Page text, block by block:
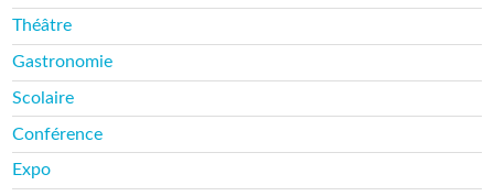
Théâtre
Gastronomie
Scolaire
Conférence
Expo